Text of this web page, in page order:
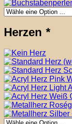
Herzen *